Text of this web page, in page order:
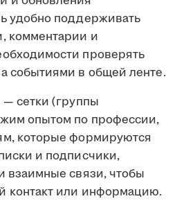
удобно поддерживать
комментарии и
проверять
событиями в общей ленте.
— сетки (группы
опытом по профессии,
которые формируются
и подписчики,
взаимные связи, чтобы
контакт или информацию.